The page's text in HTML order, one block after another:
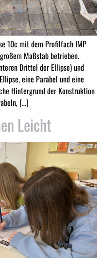
10c mit dem Profilfach IMP
Maßstab betrieben.
Drittel der Ellipse) und
eine Parabel und eine
Hintergrund der Konstruktion
[…]
Leicht